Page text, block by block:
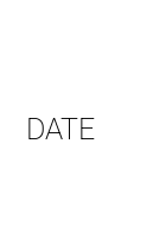
DATE